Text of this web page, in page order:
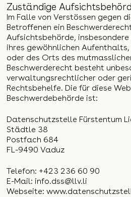
Zuständige
Im Falle von Verstössen gegen
Betroffenen ein
Aufsichtsbehörde,
ihres gewöhnlichen
oder des Orts des
Beschwerderecht besteht
verwaltungsrechtlicher oder
Rechtsbehelfe. Die für diese
Beschwerdebehörde ist:
Datenschutzstelle Fürstentum
Städtle 38
Postfach 684
FL-9490 Vaduz
Telefon: +423 236 60 90
E-Mail: info.dss@llv.li
Webseite: